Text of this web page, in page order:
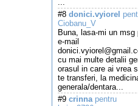
...
#8 donici.vyiorel
Ciobanu_V
Buna, lasa-mi un msg
e-mail
cu mai multe detalii
orasul in care ai vrea
te transferi, la
generala/dentara...
#9 crinnapentru